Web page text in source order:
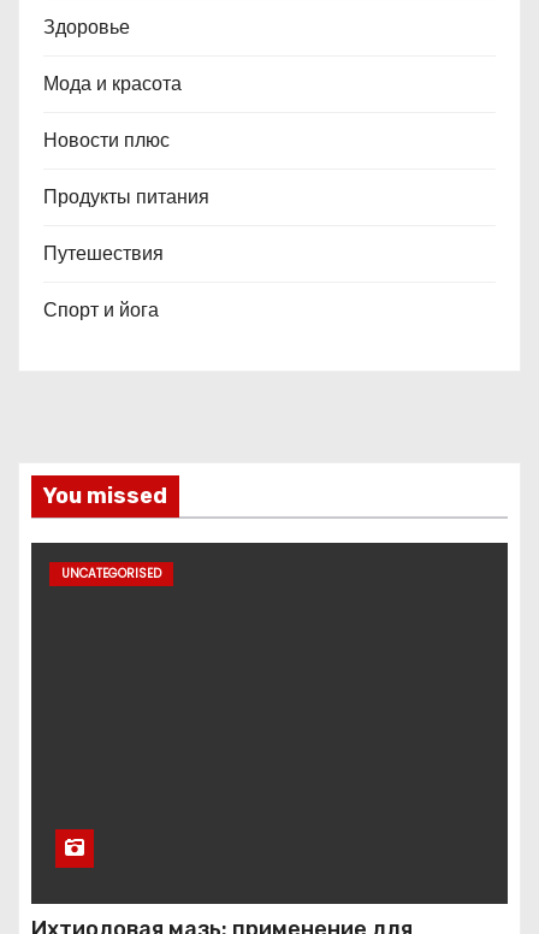
Здоровье
Мода и красота
Новости плюс
Продукты питания
Путешествия
Спорт и йога
You missed
UNCATEGORISED